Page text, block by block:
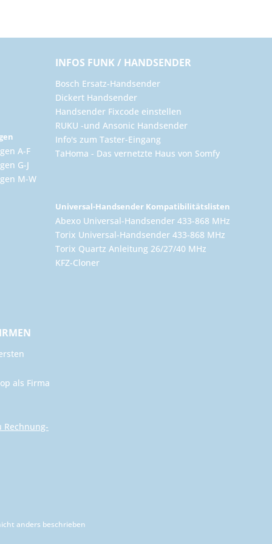
A-F
G-J
M-W
INFOS FUNK / HANDSENDER
Bosch Ersatz-Handsender
Dickert Handsender
Handsender Fixcode einstellen
RUKU -und Ansonic Handsender
Info's zum Taster-Eingang
TaHoma - Das vernetzte Haus von Somfy
Universal-Handsender Kompatibilitätslisten
Abexo Universal-Handsender 433-868 MHz
Torix Universal-Handsender 433-868 MHz
Torix Quartz Anleitung 26/27/40 MHz
KFZ-Cloner
als Firma
Rechnung-
anders beschrieben